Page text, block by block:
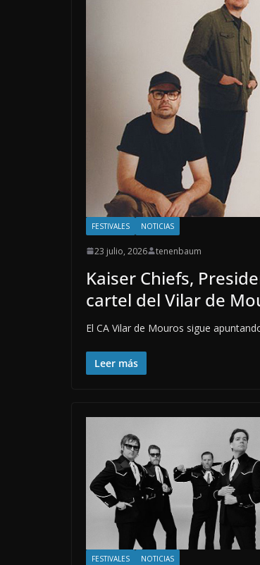
FESTIVALES NOTICIAS
23 julio, 2026 tenenbaum
Kaiser Chiefs,
cartel del Vilar de
El CA Vilar de Mouros sigue
Leer más
FESTIVALES NOTICIAS